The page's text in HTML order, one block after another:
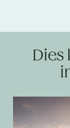
Dies